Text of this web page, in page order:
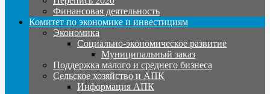
Финансовая деятельность
Комитет по экономике и инвестициям
Экономика
Социально-экономическое развитие
Муниципальный заказ
Поддержка малого и среднего бизнеса
Сельское хозяйство и АПК
Информация АПК